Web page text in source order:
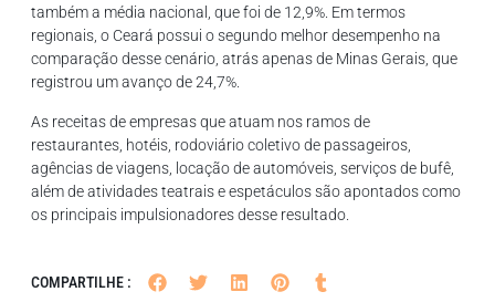
também a média nacional, que foi de 12,9%. Em termos
regionais, o Ceará possui o segundo melhor desempenho na
comparação desse cenário, atrás apenas de Minas Gerais, que
registrou um avanço de 24,7%.
As receitas de empresas que atuam nos ramos de
restaurantes, hotéis, rodoviário coletivo de passageiros,
agências de viagens, locação de automóveis, serviços de bufê,
além de atividades teatrais e espetáculos são apontados como
os principais impulsionadores desse resultado.
COMPARTILHE :